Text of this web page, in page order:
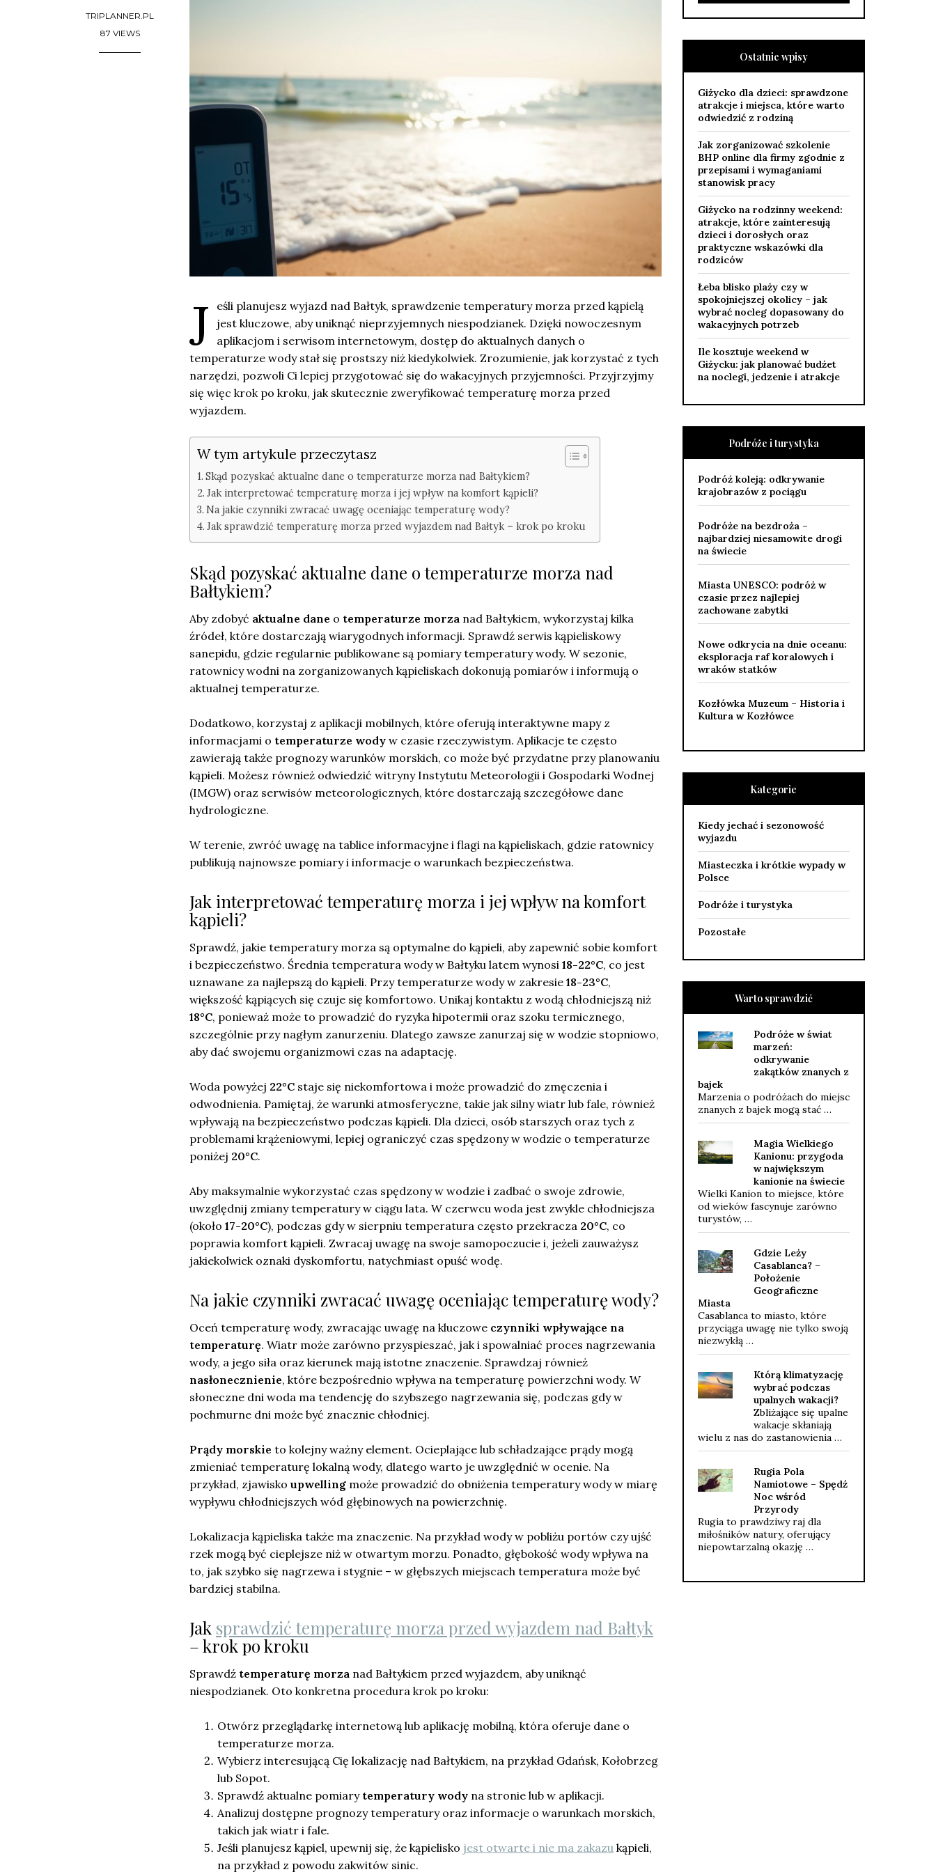
TRIPLANNER.PL
87 VIEWS
J
eśli planujesz wyjazd nad Bałtyk, sprawdzenie temperatury morza przed kąpielą
jest kluczowe, aby uniknąć nieprzyjemnych niespodzianek. Dzięki nowoczesnym
aplikacjom i serwisom internetowym, dostęp do aktualnych danych o
temperaturze wody stał się prostszy niż kiedykolwiek. Zrozumienie, jak korzystać z tych
narzędzi, pozwoli Ci lepiej przygotować się do wakacyjnych przyjemności. Przyjrzyjmy
się więc krok po kroku, jak skutecznie zweryfikować temperaturę morza przed
wyjazdem.
W tym artykule przeczytasz
Skąd pozyskać aktualne dane o temperaturze morza nad Bałtykiem?
Jak interpretować temperaturę morza i jej wpływ na komfort kąpieli?
Na jakie czynniki zwracać uwagę oceniając temperaturę wody?
Jak sprawdzić temperaturę morza przed wyjazdem nad Bałtyk – krok po kroku
Skąd pozyskać aktualne dane o temperaturze morza nad
Bałtykiem?
Aby zdobyć aktualne dane o temperaturze morza nad Bałtykiem, wykorzystaj kilka
źródeł, które dostarczają wiarygodnych informacji. Sprawdź serwis kąpieliskowy
sanepidu, gdzie regularnie publikowane są pomiary temperatury wody. W sezonie,
ratownicy wodni na zorganizowanych kąpieliskach dokonują pomiarów i informują o
aktualnej temperaturze.
Dodatkowo, korzystaj z aplikacji mobilnych, które oferują interaktywne mapy z
informacjami o temperaturze wody w czasie rzeczywistym. Aplikacje te często
zawierają także prognozy warunków morskich, co może być przydatne przy planowaniu
kąpieli. Możesz również odwiedzić witryny Instytutu Meteorologii i Gospodarki Wodnej
(IMGW) oraz serwisów meteorologicznych, które dostarczają szczegółowe dane
hydrologiczne.
W terenie, zwróć uwagę na tablice informacyjne i flagi na kąpieliskach, gdzie ratownicy
publikują najnowsze pomiary i informacje o warunkach bezpieczeństwa.
Jak interpretować temperaturę morza i jej wpływ na komfort
kąpieli?
Sprawdź, jakie temperatury morza są optymalne do kąpieli, aby zapewnić sobie komfort
i bezpieczeństwo. Średnia temperatura wody w Bałtyku latem wynosi18-22°C, co jest
uznawane za najlepszą do kąpieli. Przy temperaturze wody w zakresie18-23°C,
większość kąpiących się czuje się komfortowo. Unikaj kontaktu z wodą chłodniejszą niż
18°C, ponieważ może to prowadzić do ryzyka hipotermii oraz szoku termicznego,
szczególnie przy nagłym zanurzeniu. Dlatego zawsze zanurzaj się w wodzie stopniowo,
aby dać swojemu organizmowi czas na adaptację.
Woda powyżej 22°C staje się niekomfortowa i może prowadzić do zmęczenia i
odwodnienia. Pamiętaj, że warunki atmosferyczne, takie jak silny wiatr lub fale, również
wpływają na bezpieczeństwo podczas kąpieli. Dla dzieci, osób starszych oraz tych z
problemami krążeniowymi, lepiej ograniczyć czas spędzony w wodzie o temperaturze
poniżej 20°C.
Aby maksymalnie wykorzystać czas spędzony w wodzie i zadbać o swoje zdrowie,
uwzględnij zmiany temperatury w ciągu lata. W czerwcu woda jest zwykle chłodniejsza
(około17-20°C), podczas gdy w sierpniu temperatura często przekracza 20°C, co
poprawia komfort kąpieli. Zwracaj uwagę na swoje samopoczucie i, jeżeli zauważysz
jakiekolwiek oznaki dyskomfortu, natychmiast opuść wodę.
Na jakie czynniki zwracać uwagę oceniając temperaturę wody?
Oceń temperaturę wody, zwracając uwagę na kluczowe czynniki wpływające na
temperaturę. Wiatr może zarówno przyspieszać, jak i spowalniać proces nagrzewania
wody, a jego siła oraz kierunek mają istotne znaczenie. Sprawdzaj również
nasłonecznienie, które bezpośrednio wpływa na temperaturę powierzchni wody. W
słoneczne dni woda ma tendencję do szybszego nagrzewania się, podczas gdy w
pochmurne dni może być znacznie chłodniej.
Prądy morskie to kolejny ważny element. Ocieplające lub schładzające prądy mogą
zmieniać temperaturę lokalną wody, dlatego warto je uwzględnić w ocenie. Na
przykład, zjawisko upwelling może prowadzić do obniżenia temperatury wody w miarę
wypływu chłodniejszych wód głębinowych na powierzchnię.
Lokalizacja kąpieliska także ma znaczenie. Na przykład wody w pobliżu portów czy ujść
rzek mogą być cieplejsze niż w otwartym morzu. Ponadto, głębokość wody wpływa na
to, jak szybko się nagrzewa i stygnie – w głębszych miejscach temperatura może być
bardziej stabilna.
Jak sprawdzić temperaturę morza przed wyjazdem nad Bałtyk
– krok po kroku
Sprawdź temperaturę morza nad Bałtykiem przed wyjazdem, aby uniknąć
niespodzianek. Oto konkretna procedura krok po kroku:
Otwórz przeglądarkę internetową lub aplikację mobilną, która oferuje dane o
temperaturze morza.
Wybierz interesującą Cię lokalizację nad Bałtykiem, na przykład Gdańsk, Kołobrzeg
lub Sopot.
Sprawdź aktualne pomiary temperatury wody na stronie lub w aplikacji.
Analizuj dostępne prognozy temperatury oraz informacje o warunkach morskich,
takich jak wiatr i fale.
Jeśli planujesz kąpiel, upewnij się, że kąpielisko jest otwarte i nie ma zakazu kąpieli,
na przykład z powodu zakwitów sinic.
Ostatnie wpisy
Giżycko dla dzieci: sprawdzone
atrakcje i miejsca, które warto
odwiedzić z rodziną
Jak zorganizować szkolenie
BHP online dla firmy zgodnie z
przepisami i wymaganiami
stanowisk pracy
Giżycko na rodzinny weekend:
atrakcje, które zainteresują
dzieci i dorosłych oraz
praktyczne wskazówki dla
rodziców
Łeba blisko plaży czy w
spokojniejszej okolicy – jak
wybrać nocleg dopasowany do
wakacyjnych potrzeb
Ile kosztuje weekend w
Giżycku: jak planować budżet
na noclegi, jedzenie i atrakcje
Podróże i turystyka
Podróż koleją: odkrywanie
krajobrazów z pociągu
Podróże na bezdroża –
najbardziej niesamowite drogi
na świecie
Miasta UNESCO: podróż w
czasie przez najlepiej
zachowane zabytki
Nowe odkrycia na dnie oceanu:
eksploracja raf koralowych i
wraków statków
Kozłówka Muzeum – Historia i
Kultura w Kozłówce
Kategorie
Kiedy jechać i sezonowość
wyjazdu
Miasteczka i krótkie wypady w
Polsce
Podróże i turystyka
Pozostałe
Warto sprawdzić
Podróże w świat
marzeń:
odkrywanie
zakątków znanych z
bajek
Marzenia o podróżach do miejsc
znanych z bajek mogą stać …
Magia Wielkiego
Kanionu: przygoda
w największym
kanionie na świecie
Wielki Kanion to miejsce, które
od wieków fascynuje zarówno
turystów, …
Gdzie Leży
Casablanca? –
Położenie
Geograficzne
Miasta
Casablanca to miasto, które
przyciąga uwagę nie tylko swoją
niezwykłą …
Którą klimatyzację
wybrać podczas
upalnych wakacji?
Zbliżające się upalne
wakacje skłaniają
wielu z nas do zastanowienia …
Rugia Pola
Namiotowe – Spędź
Noc wśród
Przyrody
Rugia to prawdziwy raj dla
miłośników natury, oferujący
niepowtarzalną okazję …